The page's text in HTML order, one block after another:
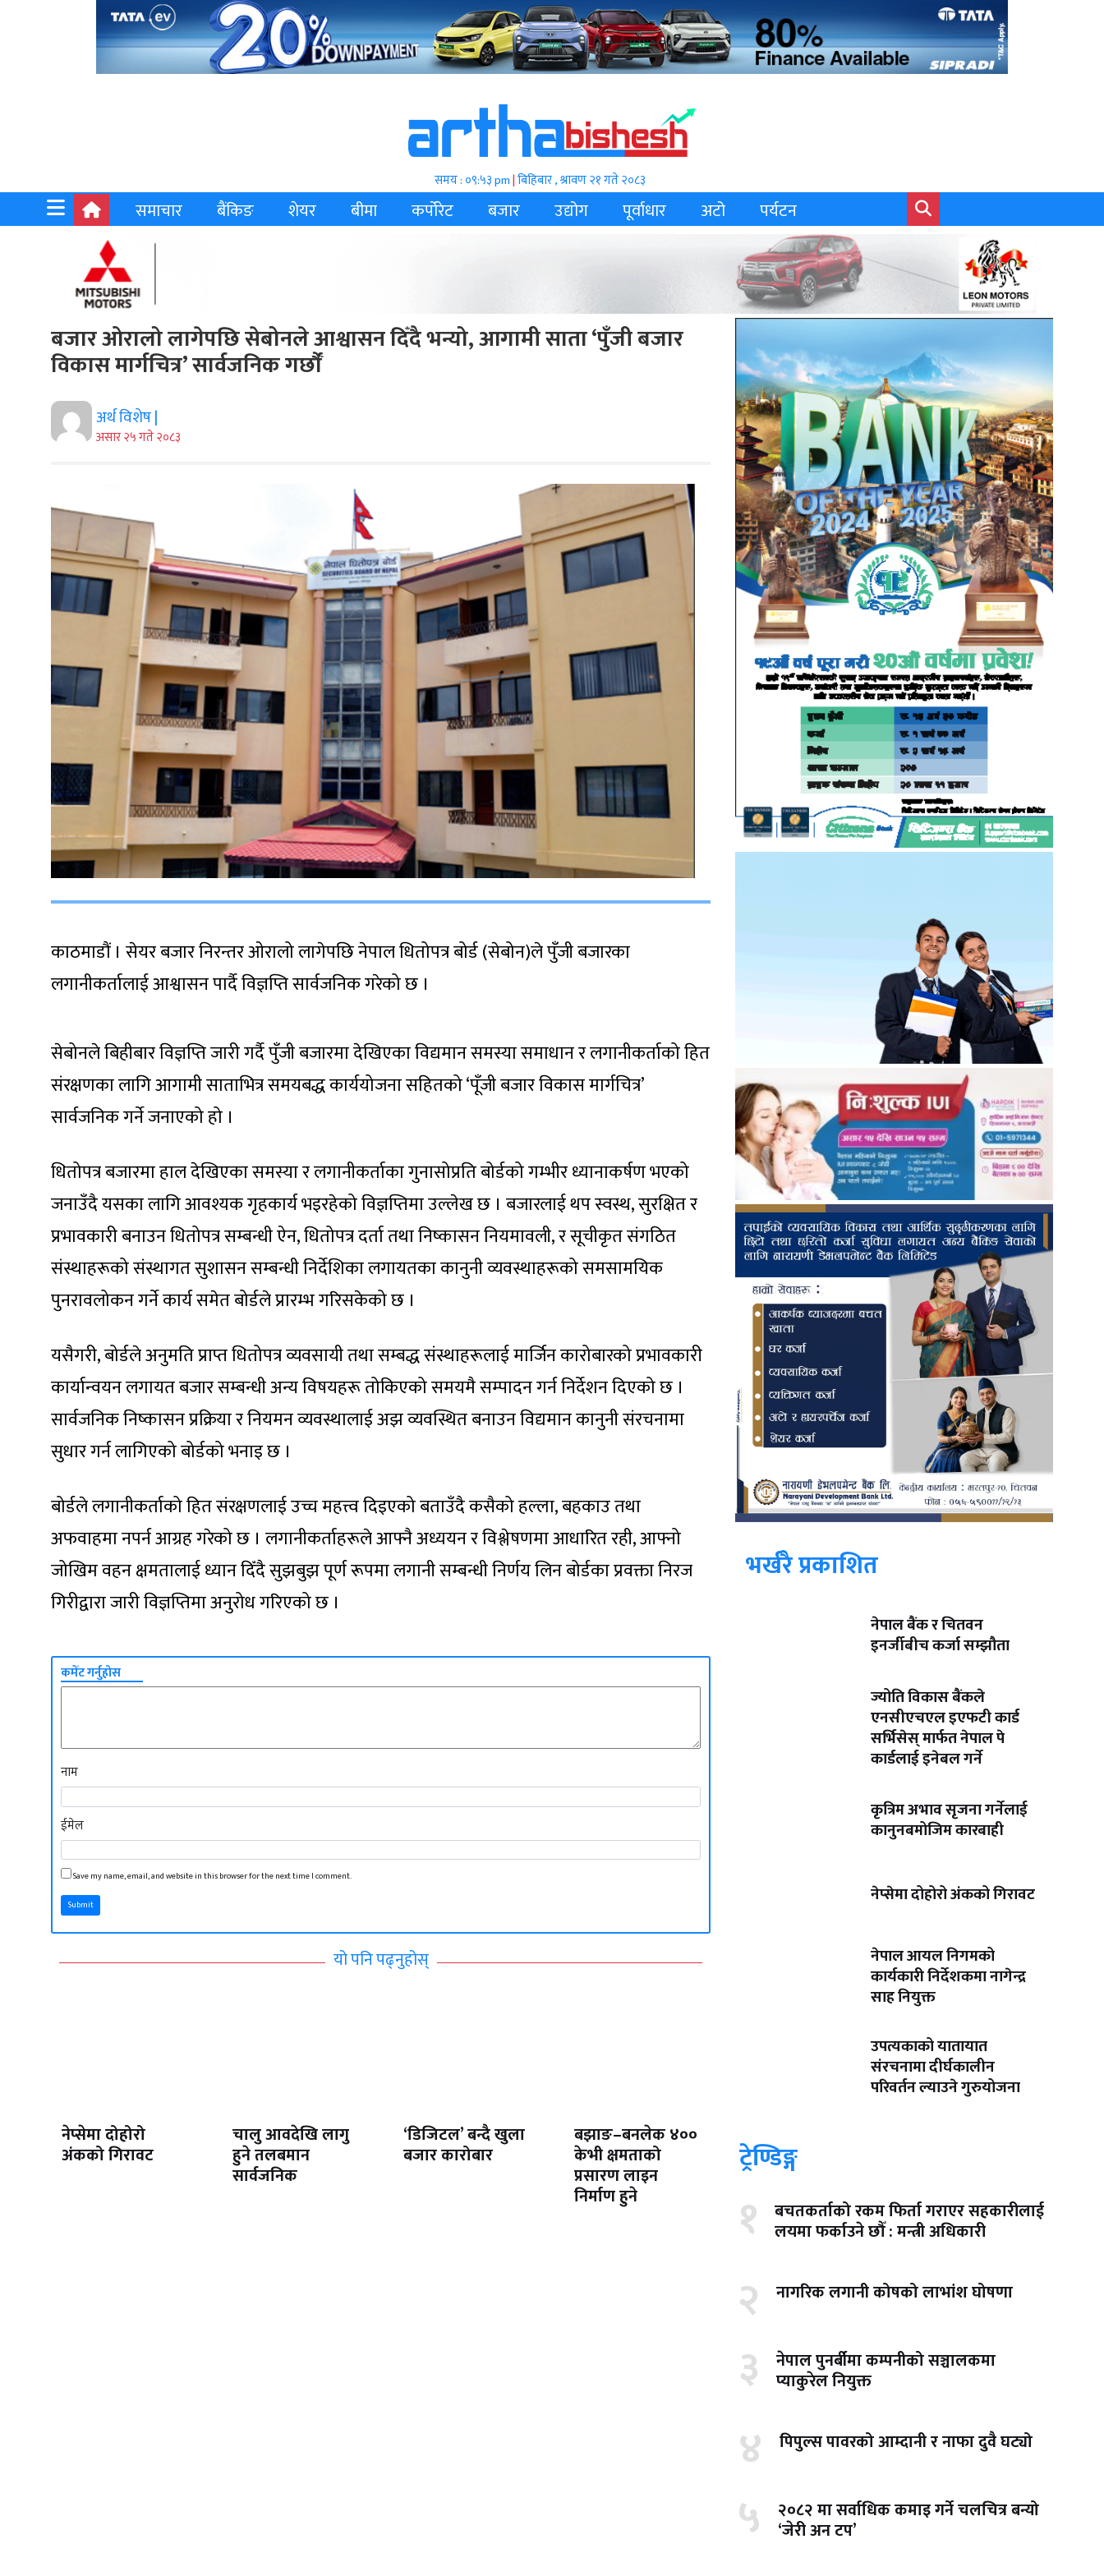
समय : ०९:५३ pm|बिहिबार , श्रावण २१ गते २०८३
समाचार बैंकिङ शेयर बीमा कर्पोरेट बजार उद्योग पूर्वाधार अटो पर्यटन
बजार ओरालो लागेपछि सेबोनले आश्वासन दिँदै भन्यो, आगामी साता ‘पुँजी बजार
विकास मार्गचित्र’ सार्वजनिक गर्छौँं
अर्थ विशेष |
असार २५ गते २०८३
काठमाडौं । सेयर बजार निरन्तर ओरालो लागेपछि नेपाल धितोपत्र बोर्ड (सेबोन)ले पुँजी बजारका
लगानीकर्तालाई आश्वासन पार्दै विज्ञप्ति सार्वजनिक गरेको छ ।
सेबोनले बिहीबार विज्ञप्ति जारी गर्दै पुँजी बजारमा देखिएका विद्यमान समस्या समाधान र लगानीकर्ताको हित
संरक्षणका लागि आगामी साताभित्र समयबद्ध कार्ययोजना सहितको ‘पूँजी बजार विकास मार्गचित्र’
सार्वजनिक गर्ने जनाएको हो ।
धितोपत्र बजारमा हाल देखिएका समस्या र लगानीकर्ताका गुनासोप्रति बोर्डको गम्भीर ध्यानाकर्षण भएको
जनाउँदै यसका लागि आवश्यक गृहकार्य भइरहेको विज्ञप्तिमा उल्लेख छ । बजारलाई थप स्वस्थ, सुरक्षित र
प्रभावकारी बनाउन धितोपत्र सम्बन्धी ऐन, धितोपत्र दर्ता तथा निष्कासन नियमावली, र सूचीकृत संगठित
संस्थाहरूको संस्थागत सुशासन सम्बन्धी निर्देशिका लगायतका कानुनी व्यवस्थाहरूको समसामयिक
पुनरावलोकन गर्ने कार्य समेत बोर्डले प्रारम्भ गरिसकेको छ ।
यसैगरी, बोर्डले अनुमति प्राप्त धितोपत्र व्यवसायी तथा सम्बद्ध संस्थाहरूलाई मार्जिन कारोबारको प्रभावकारी
कार्यान्वयन लगायत बजार सम्बन्धी अन्य विषयहरू तोकिएको समयमै सम्पादन गर्न निर्देशन दिएको छ ।
सार्वजनिक निष्कासन प्रक्रिया र नियमन व्यवस्थालाई अझ व्यवस्थित बनाउन विद्यमान कानुनी संरचनामा
सुधार गर्न लागिएको बोर्डको भनाइ छ ।
बोर्डले लगानीकर्ताको हित संरक्षणलाई उच्च महत्त्व दिइएको बताउँदै कसैको हल्ला, बहकाउ तथा
अफवाहमा नपर्न आग्रह गरेको छ । लगानीकर्ताहरूले आफ्नै अध्ययन र विश्लेषणमा आधारित रही, आफ्नो
जोखिम वहन क्षमतालाई ध्यान दिँदै सुझबुझ पूर्ण रूपमा लगानी सम्बन्धी निर्णय लिन बोर्डका प्रवक्ता निरज
गिरीद्वारा जारी विज्ञप्तिमा अनुरोध गरिएको छ ।
कमेंट गर्नुहोस
नाम
ईमेल
Save my name, email, and website in this browser for the next time I comment.
Submit
यो पनि पढ्नुहोस्
नेप्सेमा दोहोरो
अंकको गिरावट
चालु आवदेखि लागु
हुने तलबमान
सार्वजनिक
‘डिजिटल’ बन्दै खुला
बजार कारोबार
बझाङ–बनलेक ४००
केभी क्षमताको
प्रसारण लाइन
निर्माण हुने
भर्खरै प्रकाशित
नेपाल बैंक र चितवन
इनर्जीबीच कर्जा सम्झौता
ज्योति विकास बैंकले
एनसीएचएल इएफटी कार्ड
सर्भिसेस् मार्फत नेपाल पे
कार्डलाई इनेबल गर्ने
कृत्रिम अभाव सृजना गर्नेलाई
कानुनबमोजिम कारबाही
नेप्सेमा दोहोरो अंकको गिरावट
नेपाल आयल निगमको
कार्यकारी निर्देशकमा नागेन्द्र
साह नियुक्त
उपत्यकाको यातायात
संरचनामा दीर्घकालीन
परिवर्तन ल्याउने गुरुयोजना
ट्रेण्डिङ्ग
१ बचतकर्ताको रकम फिर्ता गराएर सहकारीलाई
लयमा फर्काउने छौँ : मन्त्री अधिकारी
२ नागरिक लगानी कोषको लाभांश घोषणा
३ नेपाल पुनर्बीमा कम्पनीको सञ्चालकमा
प्याकुरेल नियुक्त
४ पिपुल्स पावरको आम्दानी र नाफा दुवै घट्यो
५ २०८२ मा सर्वाधिक कमाइ गर्ने चलचित्र बन्यो
‘जेरी अन टप’